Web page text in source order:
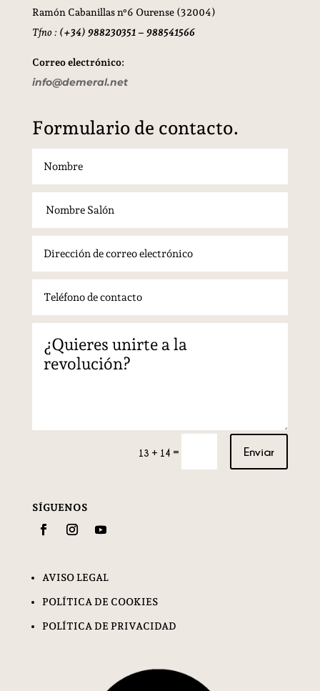
Ramón Cabanillas nº6 Ourense (32004)
Tfno : (+34) 988230351 – 988541566
Correo electrónico:
info@demeral.net
Formulario de contacto.
13 + 14 = Enviar
SÍGUENOS
AVISO LEGAL
POLÍTICA DE COOKIES
POLÍTICA DE PRIVACIDAD